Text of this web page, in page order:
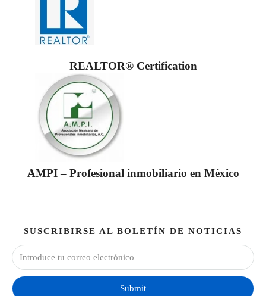
REALTOR® Certification
AMPI – Profesional inmobiliario en México
SUSCRIBIRSE AL BOLETÍN DE NOTICIAS
Submit